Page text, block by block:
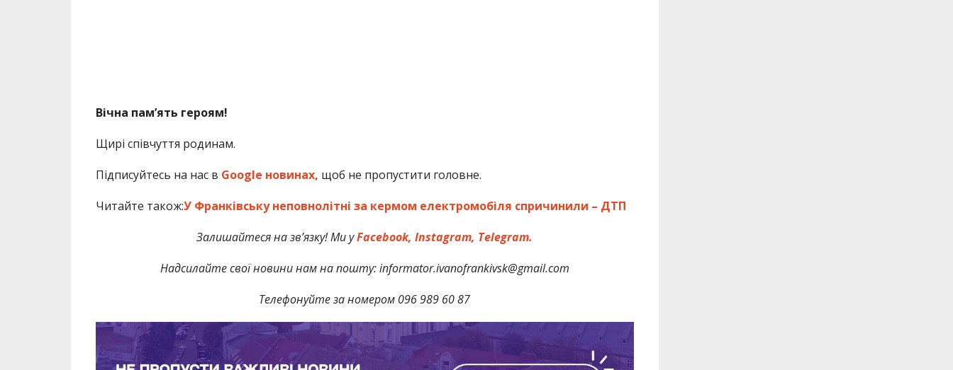
Вічна пам’ять героям!
Щирі співчуття родинам.
Підписуйтесь на нас в Google новинах, щоб не пропустити головне.
Читайте також:У Франківську неповнолітні за кермом електромобіля спричинили – ДТП
Залишайтеся на зв’язку! Ми уFacebook, Instagram, Telegram.
Надсилайте свої новини нам на пошту: informator.ivanofrankivsk@gmail.com
Телефонуйте за номером 096 989 60 87